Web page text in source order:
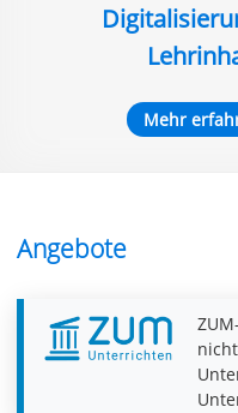
Mehr
Angebote